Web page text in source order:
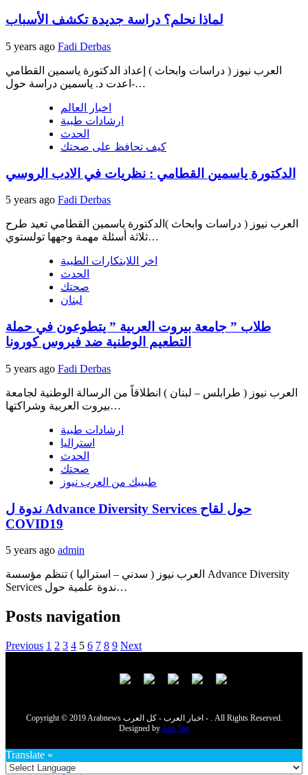
لماذا نحلم؟ دراسة جديدة تكشف الأسباب
5 years ago Fadi Derbas
العرب نيوز ( دراسات وابحاث ) إعداد الدكتورة ياسمين القطامي
-اعدت د. ياسمين دراسة حول…
اخبار العالم
ارشادات طبية
الحدث
كيف تحافظ على صحتك
الدكتورة ياسمين القطامي : نظريات في الادب الروسي
5 years ago Fadi Derbas
العرب نيوز ( دراسات وابحاث )الدكتورة ياسمين القطامي تعيد طرح
ثلاثة أسئلة مهمة وجهها تولستوي…
اخر اللابتكارات الطبية
الحدث
صحتك
لبنان
طلاب ” جامعة بيروت العربية ” يتطوعون في حملة
التطعيم الوطنية ضد فيروس كورونا
5 years ago Fadi Derbas
العرب نيوز ( طرابلس – لبنان ) انطلاقاً من الرسالة الوطنية لجامعة
بيروت العربية وشراكتها…
ارشادات طبية
استراليا
الحدث
صحتك
طبيبك من العرب نيوز
ندوة ل Advance Diversity Services حول لقاح
COVID19
5 years ago admin
العرب نيوز ( سدني – استراليا ) تنظم مؤسسة Advance Diversity
Services ندوة علمية حول…
Posts navigation
Previous 1 2 3 4 5 6 7 8 9 Next
Copyright © 2019 Arabnews اخبار العرب - كل العرب - . All Rights Reserved.
Designed byAmcTag
Translate »